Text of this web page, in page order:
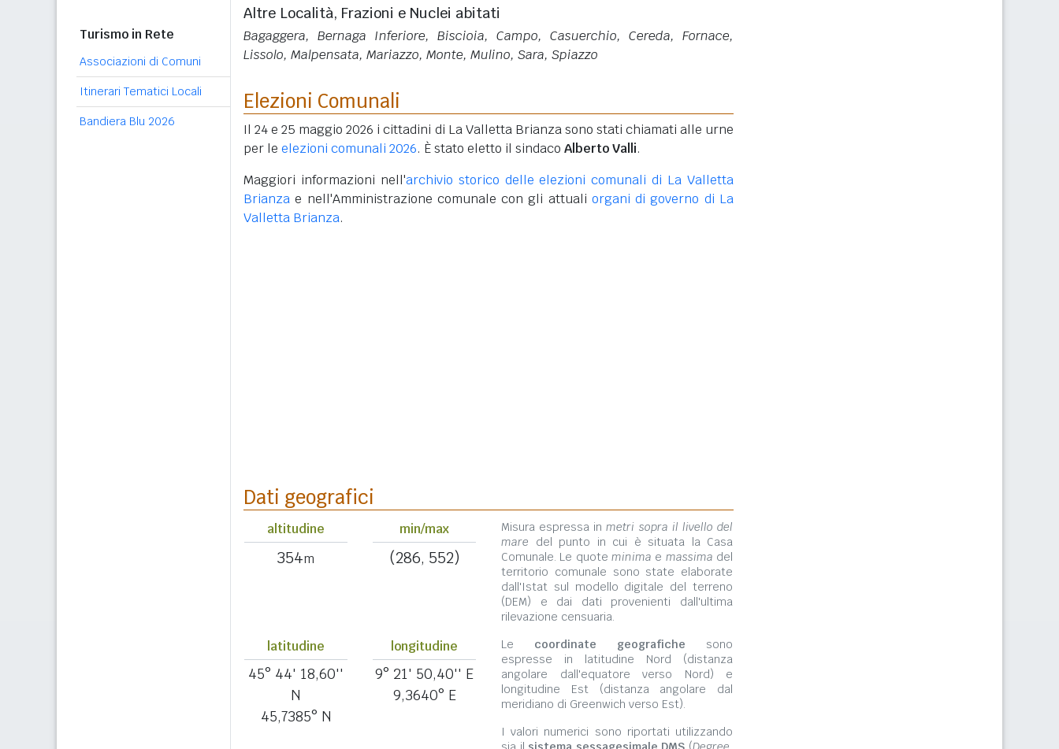
Turismo in Rete
Associazioni di Comuni
Itinerari Tematici Locali
Bandiera Blu 2026
Altre Località, Frazioni e Nuclei abitati
Bagaggera, Bernaga Inferiore, Biscioia, Campo, Casuerchio, Cereda, Fornace,
Lissolo, Malpensata, Mariazzo, Monte, Mulino, Sara, Spiazzo
Elezioni Comunali
Il 24 e 25 maggio 2026 i cittadini di La Valletta Brianza sono stati chiamati alle urne
per le elezioni comunali 2026. È stato eletto il sindaco Alberto Valli.
Maggiori informazioni nell'archivio storico delle elezioni comunali di La Valletta
Brianza e nell'Amministrazione comunale con gli attuali organi di governo di La
Valletta Brianza.
Dati geografici
altitudine
354m
min/max
(286, 552)
Misura espressa inmetri sopra il livello del
mare del punto in cui è situata la Casa
Comunale. Le quote minima e massima del
territorio comunale sono state elaborate
dall'Istat sul modello digitale del terreno
(DEM) e dai dati provenienti dall'ultima
rilevazione censuaria.
latitudine
45° 44' 18,60''
N
45,7385° N
longitudine
9° 21' 50,40'' E
9,3640° E
Le coordinate geografiche sono
espresse in latitudine Nord (distanza
angolare dall'equatore verso Nord) e
longitudine Est (distanza angolare dal
meridiano di Greenwich verso Est).
I valori numerici sono riportati utilizzando